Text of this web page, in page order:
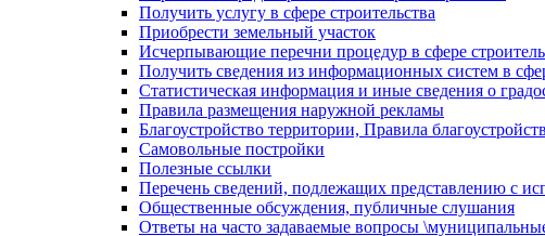
Получить услугу в сфере строительства
Приобрести земельный участок
Исчерпывающие перечни процедур в сфере
Получить сведения из информационных систем в
Статистическая информация и иные сведения о
Правила размещения наружной рекламы
Благоустройство территории, Правила
Самовольные постройки
Полезные ссылки
Перечень сведений, подлежащих представлению с
Общественные обсуждения, публичные слушания
Ответы на часто задаваемые вопросы